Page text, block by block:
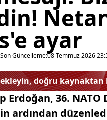
ayar
Son Güncelleme:08 Temmuz 2026
ekleyin, doğru kaynaktan
Erdoğan, 36.
ardından